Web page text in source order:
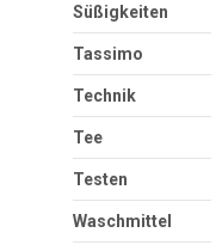
Süßigkeiten
Tassimo
Technik
Tee
Testen
Waschmittel